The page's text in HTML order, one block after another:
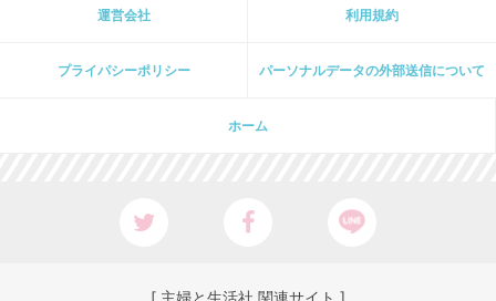
運営会社 利用規約
プライパシーポリシー パーソナルデータの外部送信について
ホーム
[ 主婦と生活社 関連サイト ]